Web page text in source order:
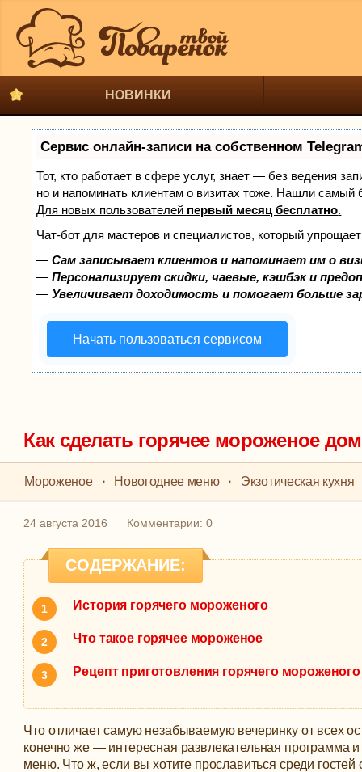
НОВИНКИ
Сервис онлайн-записи на собственном
Тот, кто работает в сфере услуг, знает — без ведения
но и напоминать клиентам о визитах тоже. Нашли
Для новых пользователей первый месяц бесплатно.
Чат-бот для мастеров и специалистов, который
—Сам записывает клиентов и напоминает им о
—Персонализирует скидки, чаевые, кэшбэк и
—Увеличивает доходимость и помогает больше
Начать пользоваться сервисом
Как сделать горячее мороженое
Мороженое · Новогоднее меню · Экзотическая кухня
24 августа 2016 Комментарии: 0
СОДЕРЖАНИЕ:
История горячего мороженого
Что такое горячее мороженое
Рецепт приготовления горячего мороженого
Что отличает самую незабываемую вечеринку от всех
конечно же — интересная развлекательная программа
меню. Что ж, если вы хотите прославиться среди